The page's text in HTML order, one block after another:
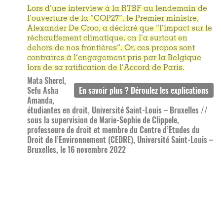
Lors d’une interview à la RTBF au lendemain de
l’ouverture de la “COP27”, le Premier ministre,
Alexander De Croo, a déclaré que “l’impact sur le
réchauffement climatique, on l’a surtout en
dehors de nos frontières”. Or, ces propos sont
contraires à l’engagement pris par la Belgique
lors de sa ratification de l’Accord de Paris.
Mata Sherel,
Sefu Asha
Amanda,
étudiantes en droit, Université Saint-Louis – Bruxelles //
sous la supervision de Marie-Sophie de Clippele,
professeure de droit et membre du Centre d’Etudes du
Droit de l’Environnement (CEDRE), Université Saint-Louis –
Bruxelles, le 16 novembre 2022